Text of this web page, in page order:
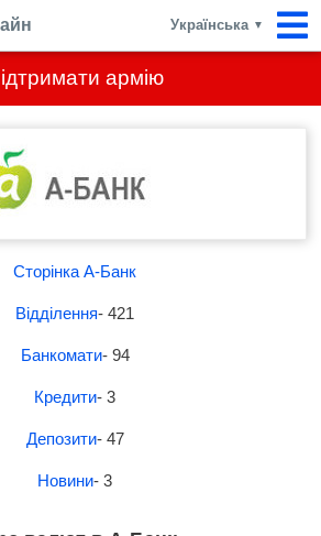
армію
Українська ▼
Сторінка А-Банк
Відділення- 421
Банкомати- 94
Кредити- 3
Депозити- 47
Новини- 3